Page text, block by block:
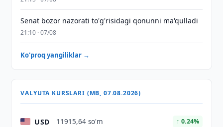
Senat bozor nazorati to'g'risidagi qonunni ma'qulladi
21:10 · 07/08
Ko'proq yangiliklar →
VALYUTA KURSLARI (MB, 07.08.2026)
USD 11915,64 so'm ↑ 0.24%